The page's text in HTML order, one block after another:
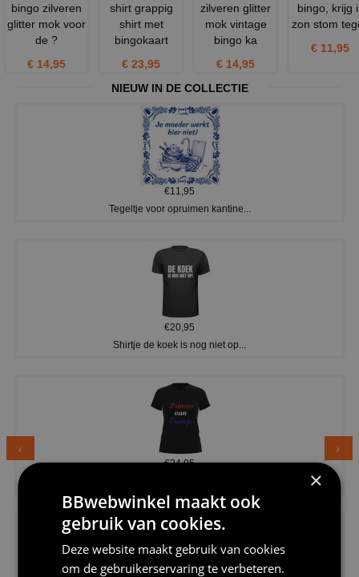
bingo zilveren
glitter mok voor
de ?
€ 14,95
shirt grappig
shirt met
bingokaart
€ 23,95
zilveren glitter
mok vintage
bingo ka
€ 14,95
bingo, krijg
zon stom
€ 11,95
NIEUW IN DE COLLECTIE
€11,95
Tegeltje voor opruimen kantine...
€20,95
Shirtje de koek is nog niet op...
€24,95
×
BBwebwinkel maakt ook
gebruik van cookies.
Deze website maakt gebruik van cookies
om de gebruikerservaring te verbeteren.